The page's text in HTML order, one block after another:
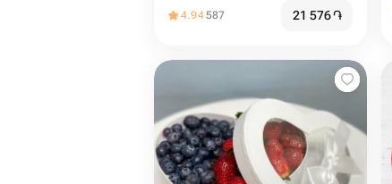
4.94587 21 576֏